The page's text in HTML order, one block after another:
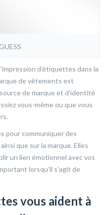
d’étiquettes dans la
de vêtements est
de marque et d’identité
vous-même ou que vous
pour communiquer des
que sur la marque. Elles
un lien émotionnel avec vos
lorsqu’il s’agit de
vous aident à